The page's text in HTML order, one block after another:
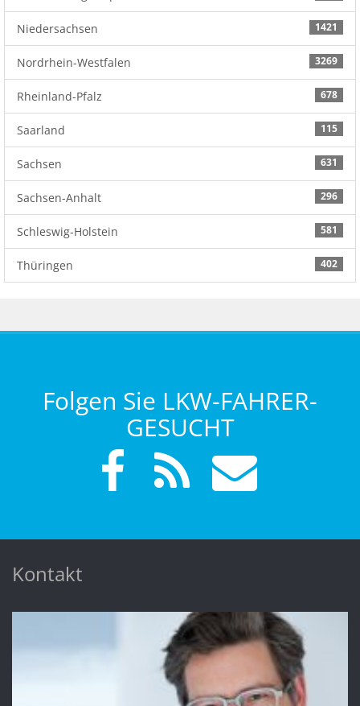
1421
Niedersachsen
3269
Nordrhein-Westfalen
678
Rheinland-Pfalz
115
Saarland
631
Sachsen
296
Sachsen-Anhalt
581
Schleswig-Holstein
402
Thüringen
Folgen Sie LKW-FAHRER-
GESUCHT
Kontakt